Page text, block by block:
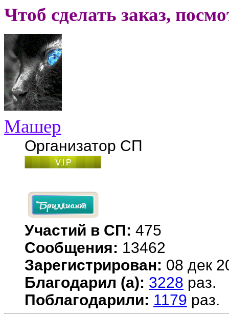
Чтоб сделать заказ,
Машер
Организатор СП
Участий в СП: 475
Сообщения: 13462
Зарегистрирован: 08 дек
Благодарил (а): 3228 раз.
Поблагодарили: 1179 раз.